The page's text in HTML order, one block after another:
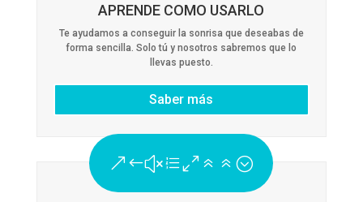
APRENDE COMO USARLO
Te ayudamos a conseguir la sonrisa que deseabas de
forma sencilla. Solo tú y nosotros sabremos que lo
llevas puesto.
Saber más
&#xe066;